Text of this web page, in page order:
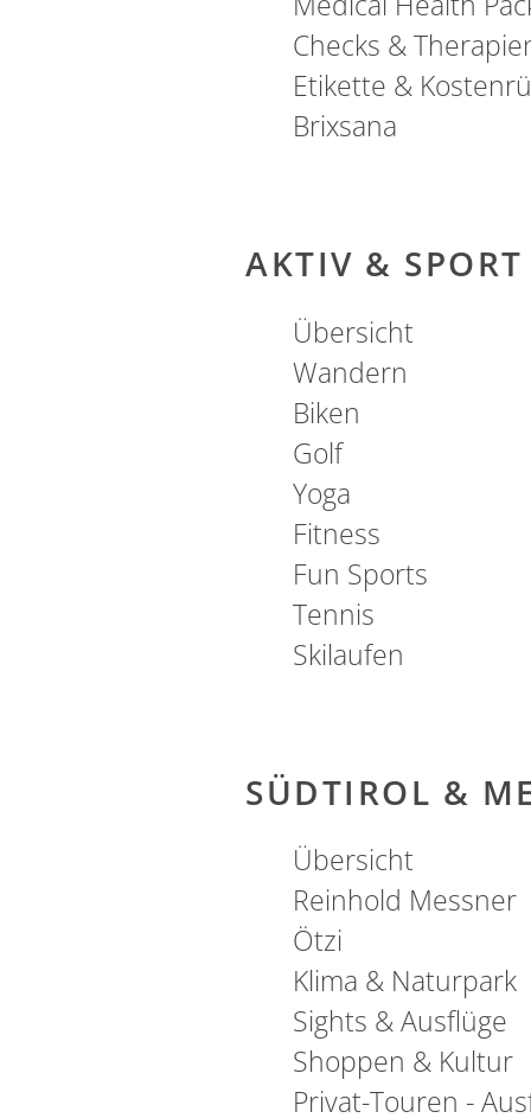
Checks &
Etikette &
Brixsana
AKTIV & SPORT
Übersicht
Wandern
Biken
Golf
Yoga
Fitness
Fun Sports
Tennis
Skilaufen
SÜDTIROL &
Übersicht
Reinhold Messner
Ötzi
Klima & Naturpark
Sights & Ausflüge
Shoppen & Kultur
Privat-Touren -